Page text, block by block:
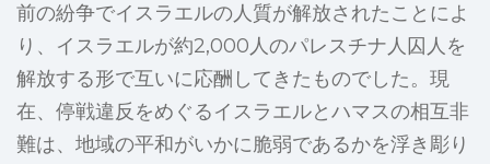
前の紛争でイスラエルの人質が解放されたことによ
り、イスラエルが約2,000人のパレスチナ人囚人を
解放する形で互いに応酬してきたものでした。現
在、停戦違反をめぐるイスラエルとハマスの相互非
難は、地域の平和がいかに脆弱であるかを浮き彫り